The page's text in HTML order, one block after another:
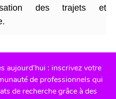
des trajets et
aujourd’hui : inscrivez votre
de professionnels qui
de recherche grâce à des